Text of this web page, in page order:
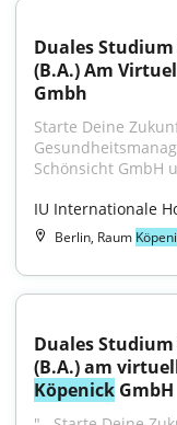
Duales
(B.A.) Am
Gmbh
Starte Deine
Schönsicht GmbH
IU Internationale
Berlin, Raum
Duales
Köpenick GmbH